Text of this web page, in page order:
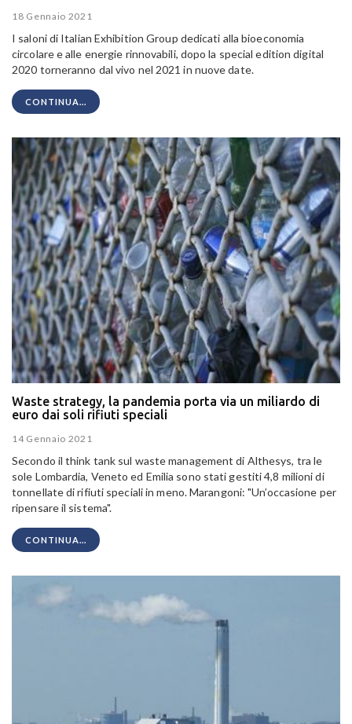
18 Gennaio 2021
I saloni di Italian Exhibition Group dedicati alla bioeconomia
circolare e alle energie rinnovabili, dopo la special edition digital
2020 torneranno dal vivo nel 2021 in nuove date.
CONTINUA...
Waste strategy, la pandemia porta via un miliardo di
euro dai soli rifiuti speciali
14 Gennaio 2021
Secondo il think tank sul waste management di Althesys, tra le
sole Lombardia, Veneto ed Emilia sono stati gestiti 4,8 milioni di
tonnellate di rifiuti speciali in meno. Marangoni: "Un’occasione per
ripensare il sistema".
CONTINUA...